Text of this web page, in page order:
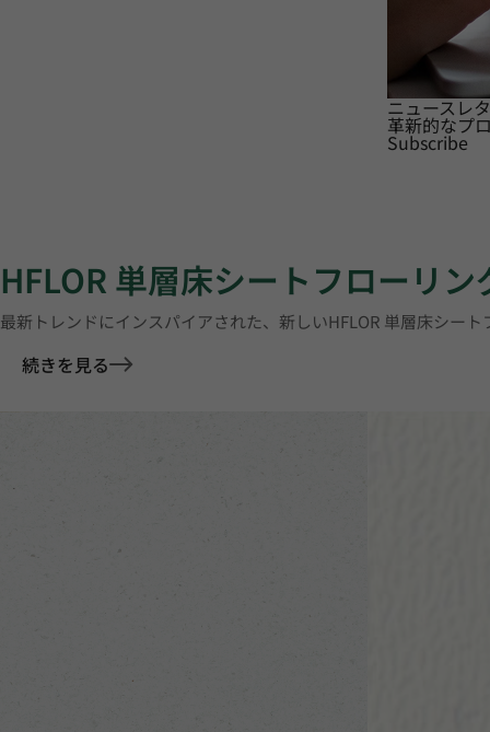
ニュースレ
革新的なプ
Subscribe
HFLOR 単層床シートフローリン
最新トレンドにインスパイアされた、新しいHFLOR 単層床シー
続きを見る